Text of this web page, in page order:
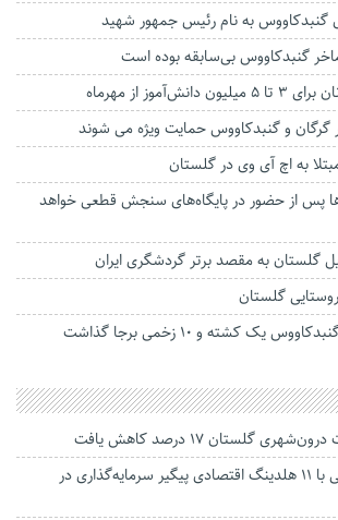
گنبدکاووس به نام رئیس جمهور شهید
گنبدکاووس بی‌سابقه بوده است
از مهرماه
گرگان و گنبدکاووس حمایت ویژه می شوند
پس از حضور در پایگاه‌های سنجش قطعی خواهد
گلستان به مقصد برتر گردشگری ایران
گلستان ۱۷ درصد کاهش یافت
استاندار: بابک زنجانی با ۱۱ هلدینگ اقتصادی پیگیر سرمایه‌گذاری در